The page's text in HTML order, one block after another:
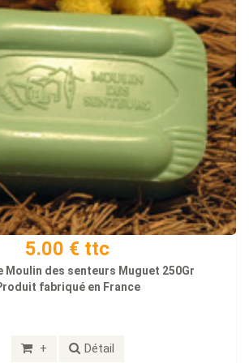
5.00 € ttc
Moulin des senteurs Muguet 250Gr
fabriqué en France
+ Détail